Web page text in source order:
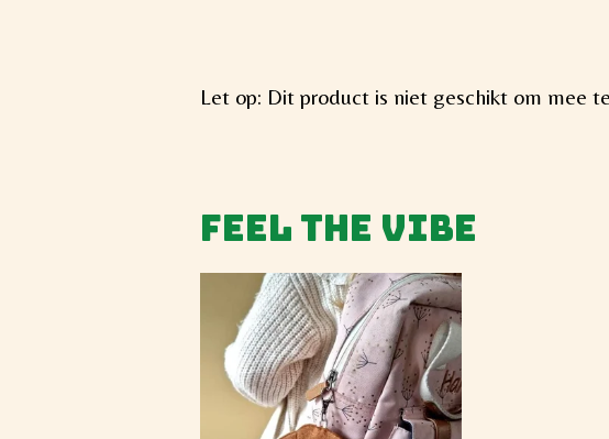
Let op: Dit product is niet geschikt om mee
Feel the vibe